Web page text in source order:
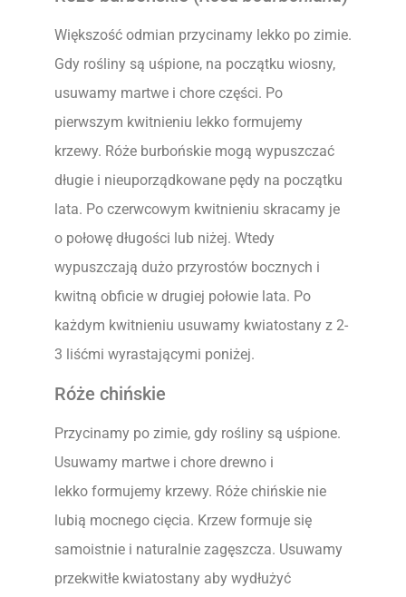
Większość odmian przycinamy lekko po zimie.
Gdy rośliny są uśpione, na początku wiosny,
usuwamy martwe i chore części. Po
pierwszym kwitnieniu lekko formujemy
krzewy. Róże burbońskie mogą wypuszczać
długie i nieuporządkowane pędy na początku
lata. Po czerwcowym kwitnieniu skracamy je
o połowę długości lub niżej. Wtedy
wypuszczają dużo przyrostów bocznych i
kwitną obficie w drugiej połowie lata. Po
każdym kwitnieniu usuwamy kwiatostany z 2-
3 liśćmi wyrastającymi poniżej.
Róże chińskie
Przycinamy po zimie, gdy rośliny są uśpione.
Usuwamy martwe i chore drewno i
lekko formujemy krzewy. Róże chińskie nie
lubią mocnego cięcia. Krzew formuje się
samoistnie i naturalnie zagęszcza. Usuwamy
przekwitłe kwiatostany aby wydłużyć